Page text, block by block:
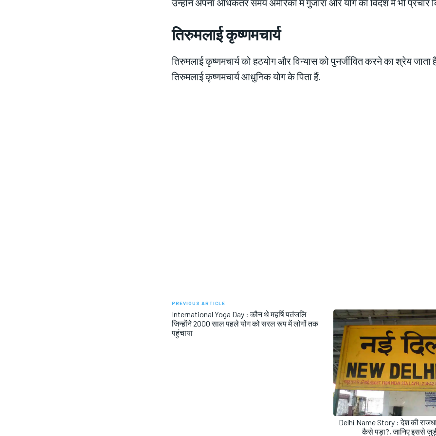
तिरुमलाई कृष्णमचार्य
तिरुमलाई कृष्णमचार्य को हठयोग और विन्यास को पुनर्जीवित करने का श्रेय जाता
तिरुमलाई कृष्णमचार्य आधुनिक योग के पिता हैं.
PREVIOUS ARTICLE
International Yoga Day : कौन थे महर्षि पतंजलि
जिन्होंने 2000 साल पहले योग को सरल रूप में लोगों तक
पहुंचाया
Delhi Name Story : देश की
कैसे पड़ा?, जानिए इससे